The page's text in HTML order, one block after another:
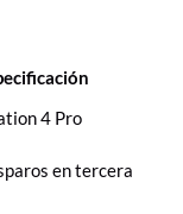
4 Pro
en tercera